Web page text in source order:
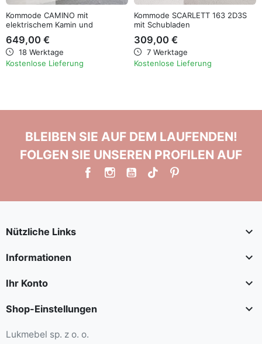
Kommode CAMINO mit
elektrischem Kamin und
649,00 €
18 Werktage
Kostenlose Lieferung
Kommode SCARLETT 163 2D3S
mit Schubladen
309,00 €
7 Werktage
Kostenlose Lieferung
BLEIBEN SIE AUF DEM LAUFENDEN!
FOLGEN SIE UNSEREN PROFILEN AUF
Nützliche Links 
Informationen 
Ihr Konto 
Shop-Einstellungen 
Lukmebel sp. z o. o.